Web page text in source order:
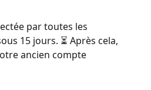
par toutes les
15 jours. ⏳ Après cela,
ancien compte